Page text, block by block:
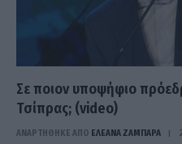
Σε ποιον υποψήφιο
Τσίπρας; (video)
ΑΝΑΡΤΗΘΗΚΕ ΑΠΟ ΕΛΕΑΝΑ ΖΑΜΠΑΡΑ